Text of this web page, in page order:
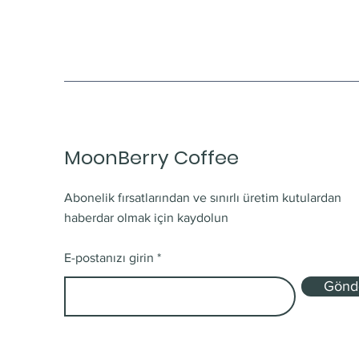
MoonBerry Coffee
Abonelik fırsatlarından ve sınırlı üretim kutulardan
haberdar olmak için kaydolun
E-postanızı girin